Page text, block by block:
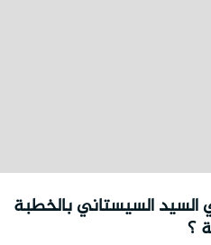
السيد السيستاني بالخطبة
؟